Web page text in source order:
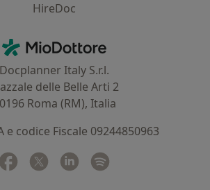
HireDoc
MioDottore - Homepage
Docplanner Italy S.r.l.
delle Belle Arti 2
Roma (RM), Italia
e codice Fiscale 09244850963
Facebook
si apre in una nuova scheda
Twitter
si apre in una nuova scheda
Linkedin
si apre in una nuova